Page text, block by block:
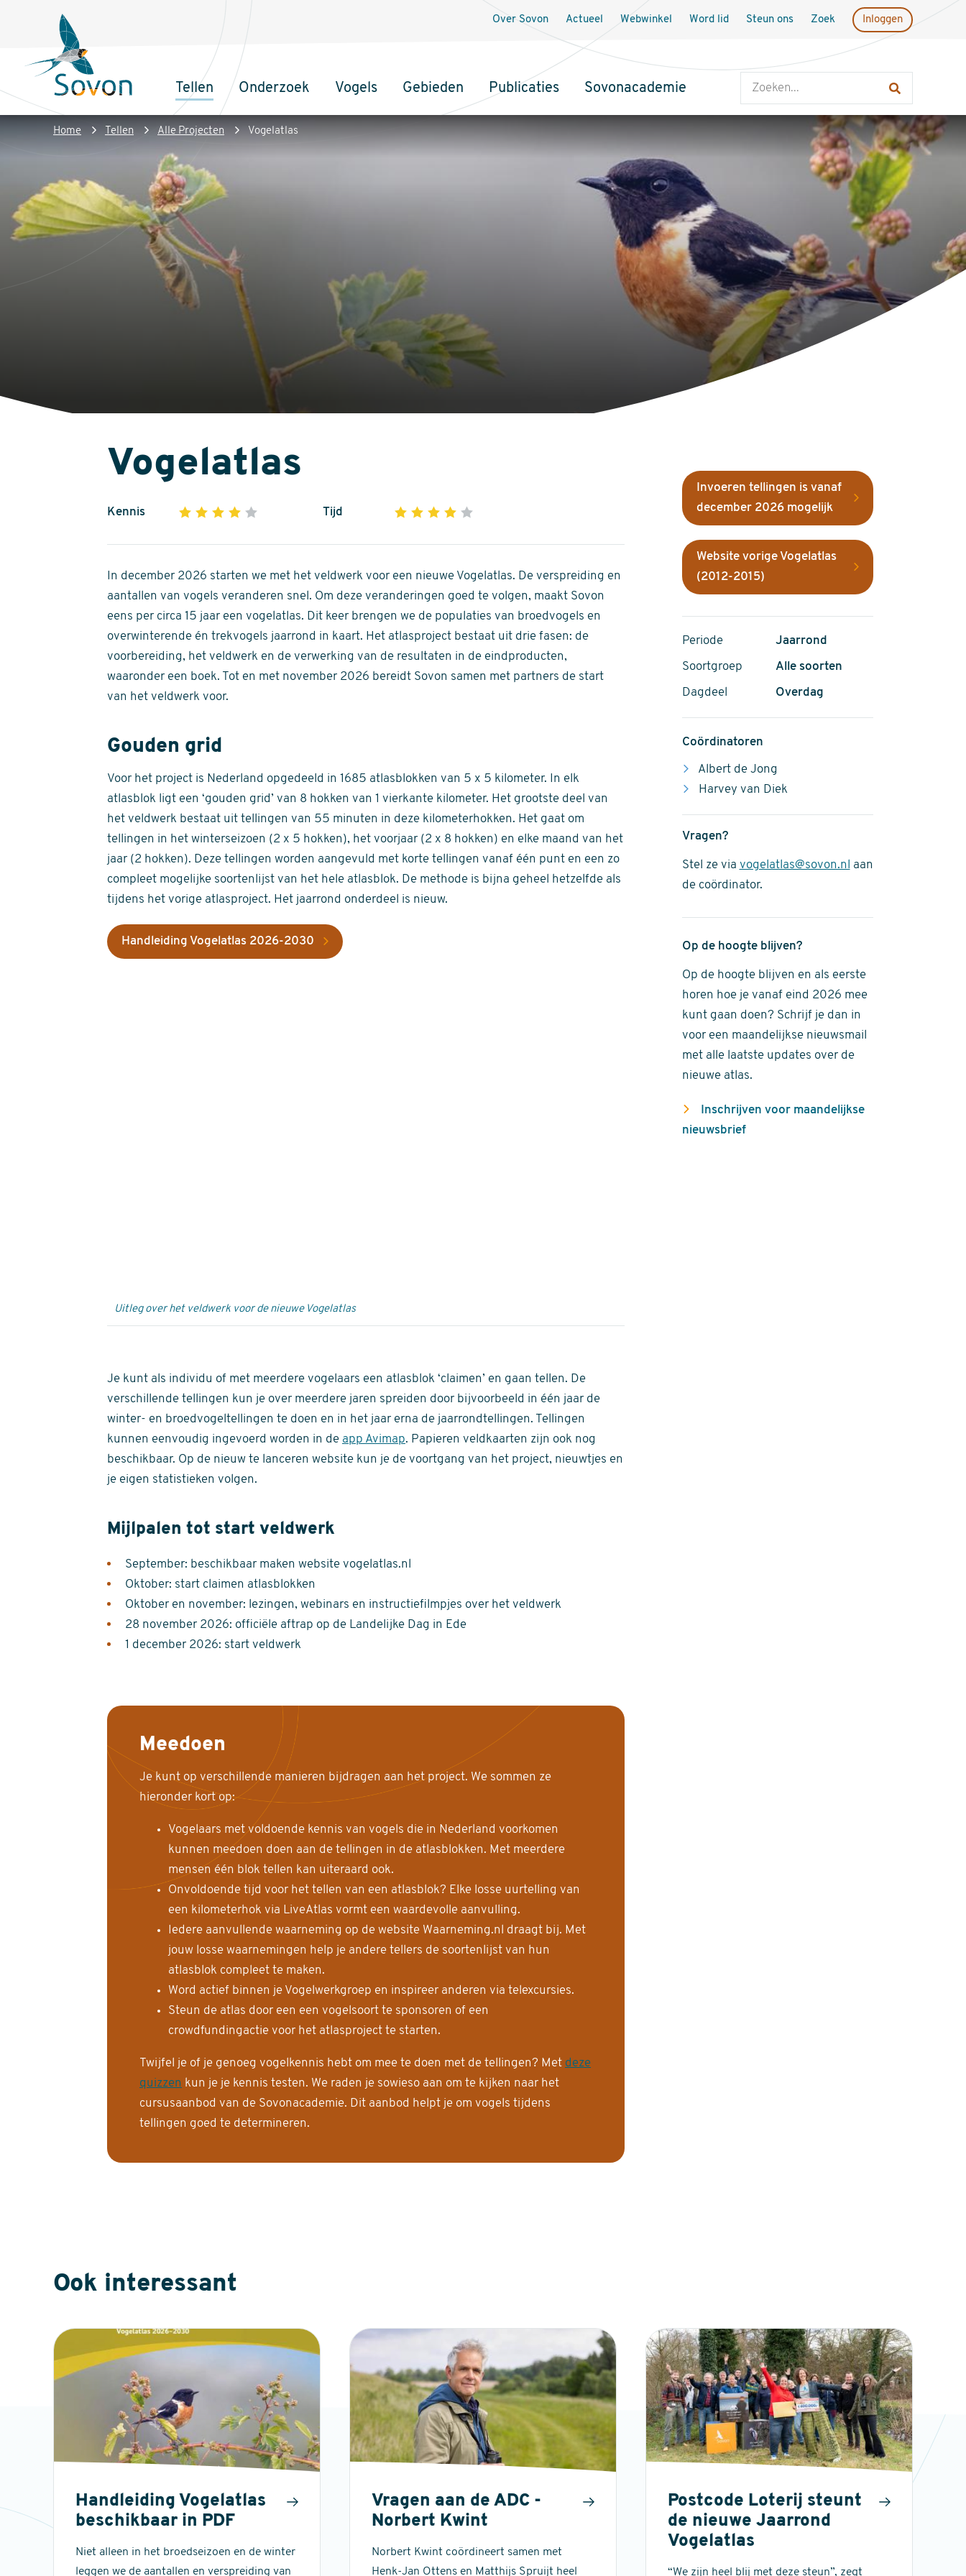
inhoud
Sovon
Homepage
Hoofdnavigatie
Tellen Onderzoek Vogels Gebieden Publicaties Sovonacademie
Over Sovon Actueel Webwinkel Word lid Steun ons Zoek Inloggen
Kruimelpad
Home Tellen Alle Projecten Vogelatlas
Vogelatlas
Kennis 1 2 3 4
of
5
stars
Tijd 1 2 3 4
of
5
stars
In december 2026 starten we met het veldwerk voor een nieuwe Vogelatlas. De verspreiding en
aantallen van vogels veranderen snel. Om deze veranderingen goed te volgen, maakt Sovon
eens per circa 15 jaar een vogelatlas. Dit keer brengen we de populaties van broedvogels en
overwinterende én trekvogels jaarrond in kaart. Het atlasproject bestaat uit drie fasen: de
voorbereiding, het veldwerk en de verwerking van de resultaten in de eindproducten,
waaronder een boek. Tot en met november 2026 bereidt Sovon samen met partners de start
van het veldwerk voor.
Gouden grid
Voor het project is Nederland opgedeeld in 1685 atlasblokken van 5 x 5 kilometer. In elk
atlasblok ligt een ‘gouden grid’ van 8 hokken van 1 vierkante kilometer. Het grootste deel van
het veldwerk bestaat uit tellingen van 55 minuten in deze kilometerhokken. Het gaat om
tellingen in het winterseizoen (2 x 5 hokken), het voorjaar (2 x 8 hokken) en elke maand van het
jaar (2 hokken). Deze tellingen worden aangevuld met korte tellingen vanaf één punt en een zo
compleet mogelijke soortenlijst van het hele atlasblok. De methode is bijna geheel hetzelfde als
tijdens het vorige atlasproject. Het jaarrond onderdeel is nieuw.
Handleiding Vogelatlas 2026-2030
Uitleg over het veldwerk voor de nieuwe Vogelatlas
Je kunt als individu of met meerdere vogelaars een atlasblok ‘claimen’ en gaan tellen. De
verschillende tellingen kun je over meerdere jaren spreiden door bijvoorbeeld in één jaar de
winter- en broedvogeltellingen te doen en in het jaar erna de jaarrondtellingen. Tellingen
kunnen eenvoudig ingevoerd worden in de app Avimap. Papieren veldkaarten zijn ook nog
beschikbaar. Op de nieuw te lanceren website kun je de voortgang van het project, nieuwtjes en
je eigen statistieken volgen.
Mijlpalen tot start veldwerk
September: beschikbaar maken website vogelatlas.nl
Oktober: start claimen atlasblokken
Oktober en november: lezingen, webinars en instructiefilmpjes over het veldwerk
28 november 2026: officiële aftrap op de Landelijke Dag in Ede
1 december 2026: start veldwerk
Meedoen
Je kunt op verschillende manieren bijdragen aan het project. We sommen ze
hieronder kort op:
Vogelaars met voldoende kennis van vogels die in Nederland voorkomen
kunnen meedoen doen aan de tellingen in de atlasblokken. Met meerdere
mensen één blok tellen kan uiteraard ook.
Onvoldoende tijd voor het tellen van een atlasblok? Elke losse uurtelling van
een kilometerhok via LiveAtlas vormt een waardevolle aanvulling.
Iedere aanvullende waarneming op de website Waarneming.nl draagt bij. Met
jouw losse waarnemingen help je andere tellers de soortenlijst van hun
atlasblok compleet te maken.
Word actief binnen je Vogelwerkgroep en inspireer anderen via telexcursies.
Steun de atlas door een een vogelsoort te sponsoren of een
crowdfundingactie voor het atlasproject te starten.
Twijfel je of je genoeg vogelkennis hebt om mee te doen met de tellingen? Met deze
quizzen kun je je kennis testen. We raden je sowieso aan om te kijken naar het
cursusaanbod van de Sovonacademie. Dit aanbod helpt je om vogels tijdens
tellingen goed te determineren.
Invoeren tellingen is vanaf
december 2026 mogelijk
Website vorige Vogelatlas
(2012-2015)
Periode Jaarrond
Soortgroep Alle soorten
Dagdeel Overdag
Coördinatoren
Albert de Jong
Harvey van Diek
Vragen?
Stel ze via vogelatlas@sovon.nl
aan
de coördinator.
Op de hoogte blijven?
Op de hoogte blijven en als eerste
horen hoe je vanaf eind 2026 mee
kunt gaan doen? Schrijf je dan in
voor een maandelijkse nieuwsmail
met alle laatste updates over de
nieuwe atlas.
Inschrijven voor maandelijkse
nieuwsbrief
Ook interessant
Handleiding Vogelatlas
beschikbaar in PDF
Niet alleen in het broedseizoen en de winter
leggen we de aantallen en verspreiding van
Vragen aan de ADC -
Norbert Kwint
Norbert Kwint coördineert samen met
Henk-Jan Ottens en Matthijs Spruijt heel
Postcode Loterij steunt
de nieuwe Jaarrond
Vogelatlas
“We zijn heel blij met deze steun”, zegt